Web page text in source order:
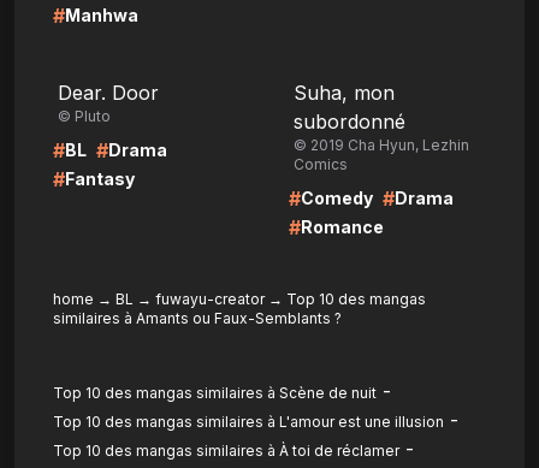
#Manhwa
Dear. Door
© Pluto
#BL #Drama
#Fantasy
Suha, mon
subordonné
© 2019 Cha Hyun, Lezhin
Comics
#Comedy #Drama
#Romance
home → BL → fuwayu-creator→ Top 10 des mangas
similaires à Amants ou Faux-Semblants ?
Top 10 des mangas similaires à Scène de nuit -
Top 10 des mangas similaires à L'amour est une illusion -
Top 10 des mangas similaires à À toi de réclamer-